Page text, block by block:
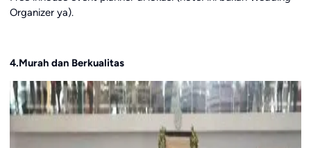
Organizer ya).
4.Murah dan Berkualitas